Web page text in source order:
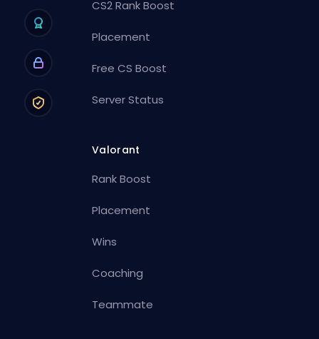
CS2 Rank Boost
Placement
Free CS Boost
Server Status
Valorant
Rank Boost
Placement
Wins
Coaching
Teammate